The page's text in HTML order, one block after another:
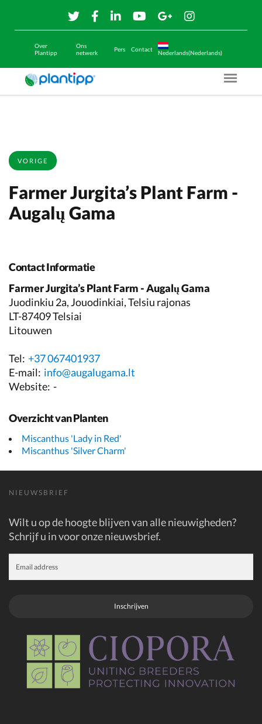
Over
Plantipp
Ons
netwerk
Pers Contact
Nederlands(Nederlands)
Menu
VORIGE
Farmer Jurgita’s Plant Farm -
Augalų Gama
Contact Informatie
Farmer Jurgita’s Plant Farm - Augalų Gama
Juodinkiu 2a, Jouodinkiai, Telsiu rajonas
LT-87409 Telsiai
Litouwen
Tel: +37 067401937
E-mail: info@augalugama.lt
Website: -
Overzicht van Planten
Miscanthus 'Lady in Red'
Miscanthus 'Silver Charm'
NIEUWSBRIEF
Wilt u op de hoogte blijven van alle nieuwigheden?
Schrijf u in voor onze nieuwsbrief.
Inschrijven